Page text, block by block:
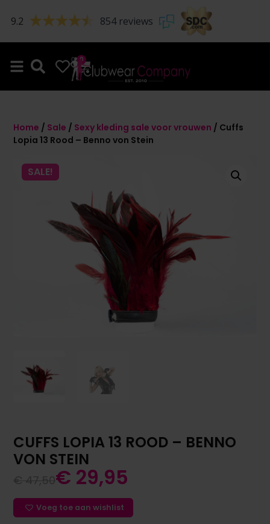
9.2 854 reviews
0 0
Home / Sale / Sexy kleding sale voor vrouwen / Cuffs
Lopia 13 Rood – Benno von Stein
SALE!
CUFFS LOPIA 13 ROOD – BENNO
VON STEIN
€ 29,95
Voeg toe aan wishlist